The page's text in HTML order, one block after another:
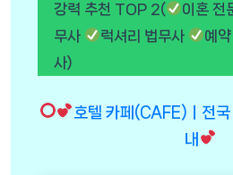
강력 추천 TOP 2(
이혼 전
무사
럭셔리 법무사
예
사)
호텔 카페(CAFE)ㅣ전
내